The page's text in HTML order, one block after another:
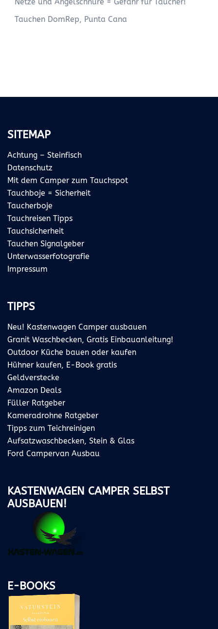
Tauchen DomRep, Punta Cana
SITEMAP
Achtung – Steinfisch
Datenschutz
Mit dem Camper zum Tauchspot
Tauchboje = Sicherheit
Taucherboje
Tauchreisen Tipps
Tauchsicherheit
Tauchen Signalgeber
Unterwasserfotografie
Impressum
TIPPS
Neu! Kastenwagen Camper ausbauen
Granit Waschbecken, Gratis Einbauanleitung!
Outdoor Küche bauen oder kaufen
Hühner kaufen, E-Book gratis
Geldverstecke
Amazon Deals
Füller Ratgeber
Kameradrohne Ratgeber
Tipps zum Teichreinigen
Aufsatzwaschbecken, Stein & Glas
Ford Campervan Ausbau
KASTENWAGEN CAMPER SELBST
AUSBAUEN!
E-BOOKS